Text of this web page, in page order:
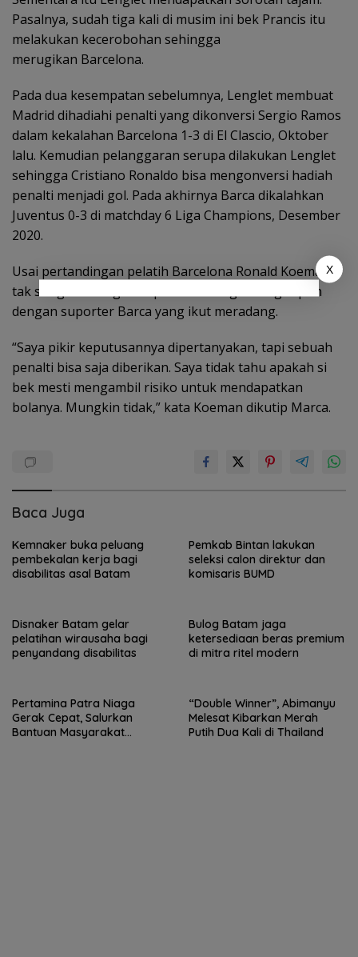
Pasalnya, sudah tiga kali di musim ini bek Prancis itu
melakukan kecerobohan sehingga
merugikan Barcelona.
Pada dua kesempatan sebelumnya, Lenglet membuat
Madrid dihadiahi penalti yang dikonversi Sergio Ramos
dalam kekalahan Barcelona 1-3 di El Clascio, Oktober
lalu. Kemudian pelanggaran serupa dilakukan Lenglet
sehingga Cristiano Ronaldo bisa mengonversi hadiah
penalti menjadi gol. Pada akhirnya Barca dikalahkan
Juventus 0-3 di matchday 6 Liga Champions, Desember
2020.
Usai pertandingan pelatih Barcelona Ronald Koeman
tak sungkan dengan keputusan Lenglet. Begitupun
dengan suporter Barca yang ikut meradang.
“Saya pikir keputusannya dipertanyakan, tapi sebuah
penalti bisa saja diberikan. Saya tidak tahu apakah si
bek mesti mengambil risiko untuk mendapatkan
bolanya. Mungkin tidak,” kata Koeman dikutip Marca.
Baca Juga
Kemnaker buka peluang
pembekalan kerja bagi
disabilitas asal Batam
Pemkab Bintan lakukan
seleksi calon direktur dan
komisaris BUMD
Disnaker Batam gelar
pelatihan wirausaha bagi
penyandang disabilitas
Bulog Batam jaga
ketersediaan beras premium
di mitra ritel modern
Pertamina Patra Niaga
Gerak Cepat, Salurkan
Bantuan Masyarakat
“Double Winner”, Abimanyu
Melesat Kibarkan Merah
Putih Dua Kali di Thailand
X